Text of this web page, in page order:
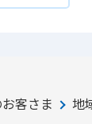
客さま 地